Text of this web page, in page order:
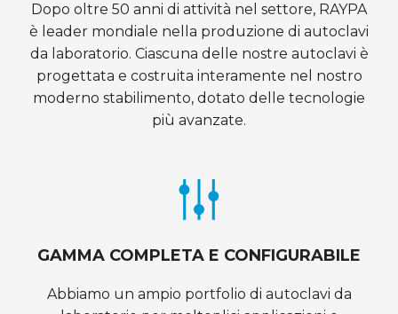
Dopo oltre 50 anni di attività nel settore, RAYPA
è leader mondiale nella produzione di autoclavi
da laboratorio. Ciascuna delle nostre autoclavi è
progettata e costruita interamente nel nostro
moderno stabilimento, dotato delle tecnologie
più avanzate.
GAMMA COMPLETA E CONFIGURABILE
Abbiamo un ampio portfolio di autoclavi da